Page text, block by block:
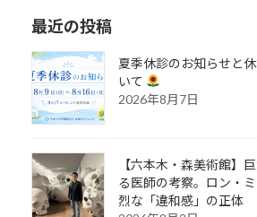
最近の投稿
夏季休診のお知らせと
いて
2026年8月7日
【六本木・森美術館】
る医師の考察。ロン・
烈な「違和感」の正体